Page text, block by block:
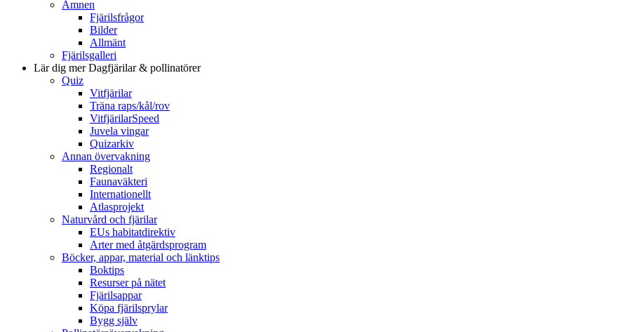
Ämnen
Fjärilsfrågor
Bilder
Allmänt
Fjärilsgalleri
Lär dig merDagfjärilar & pollinatörer
Quiz
Vitfjärilar
Träna raps/kål/rov
VitfjärilarSpeed
Juvela vingar
Quizarkiv
Annan övervakning
Regionalt
Faunaväkteri
Internationellt
Atlasprojekt
Naturvård och fjärilar
EUs habitatdirektiv
Arter med åtgärdsprogram
Böcker, appar, material och länktips
Boktips
Resurser på nätet
Fjärilsappar
Köpa fjärilsprylar
Bygg själv